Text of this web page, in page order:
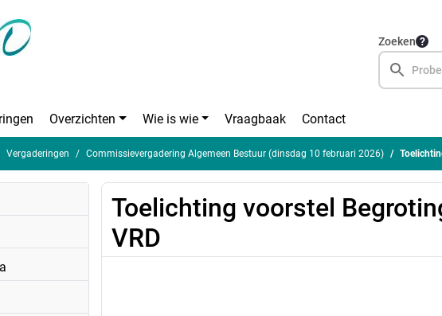
Zoeken
Overzichten Wie is wie Vraagbaak Contact
Vergaderingen Commissievergadering Algemeen Bestuur (dinsdag 10 februari 2026)
Toelichting voorstel
VRD